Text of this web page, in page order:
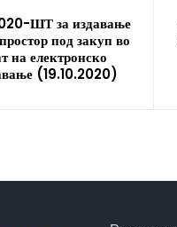
ШТ за издавање
под закуп во
на електронско
(19.10.2020)